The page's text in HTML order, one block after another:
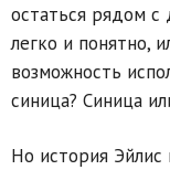
остаться рядом с
легко и понятно,
возможность
синица? Синица
Но история